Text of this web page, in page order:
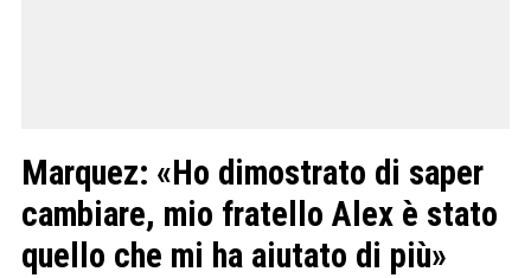
Marquez: «Ho dimostrato di saper
cambiare, mio fratello Alex è stato
quello che mi ha aiutato di più»